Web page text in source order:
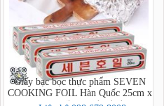
Giấy bạc bọc thực phẩm SEVEN
COOKING FOIL Hàn Quốc 25cm x